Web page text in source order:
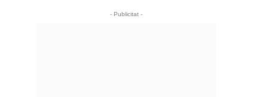
- Publicitat -